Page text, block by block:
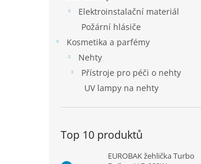
Elektroinstalační materiál
Požární hlásiče
Kosmetika a parfémy
Nehty
Přístroje pro péči o nehty
UV lampy na nehty
Top 10 produktů
EUROBAK žehlička Turbo